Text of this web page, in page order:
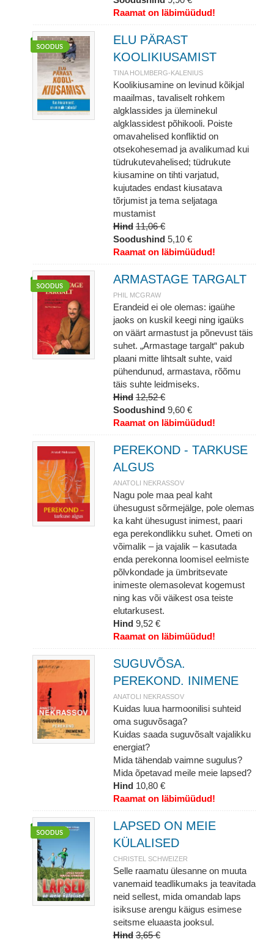
Raamat on läbimüüdud!
ELU PÄRAST
KOOLIKIUSAMIST
TINA HOLMBERG-KALENIUS
Koolikiusamine on levinud kõikjal
maailmas, tavaliselt rohkem
algklassides ja üleminekul
algklassidest põhikooli. Poiste
omavahelised konfliktid on
otsekohesemad ja avalikumad kui
tüdrukutevahelised; tüdrukute
kiusamine on tihti varjatud,
kujutades endast kiusatava
tõrjumist ja tema seljataga
mustamist
Hind 11,06 €
Soodushind 5,10 €
Raamat on läbimüüdud!
ARMASTAGE TARGALT
PHIL MCGRAW
Erandeid ei ole olemas: igaühe
jaoks on kuskil keegi ning igaüks
on väärt armastust ja põnevust täis
suhet. „Armastage targalt“ pakub
plaani mitte lihtsalt suhte, vaid
pühendunud, armastava, rõõmu
täis suhte leidmiseks.
Hind 12,52 €
Soodushind 9,60 €
Raamat on läbimüüdud!
PEREKOND - TARKUSE
ALGUS
ANATOLI NEKRASSOV
Nagu pole maa peal kaht
ühesugust sõrmejälge, pole olemas
ka kaht ühesugust inimest, paari
ega perekondlikku suhet. Ometi on
võimalik – ja vajalik – kasutada
enda perekonna loomisel eelmiste
põlvkondade ja ümbritsevate
inimeste olemasolevat kogemust
ning kas või väikest osa teiste
elutarkusest.
Hind 9,52 €
Raamat on läbimüüdud!
SUGUVÕSA.
PEREKOND. INIMENE
ANATOLI NEKRASSOV
Kuidas luua harmoonilisi suhteid
oma suguvõsaga?
Kuidas saada suguvõsalt vajalikku
energiat?
Mida tähendab vaimne sugulus?
Mida õpetavad meile meie lapsed?
Hind 10,80 €
Raamat on läbimüüdud!
LAPSED ON MEIE
KÜLALISED
CHRISTEL SCHWEIZER
Selle raamatu ülesanne on muuta
vanemaid teadlikumaks ja teavitada
neid sellest, mida omandab laps
isiksuse arengu käigus esimese
seitsme eluaasta jooksul.
Hind 3,65 €